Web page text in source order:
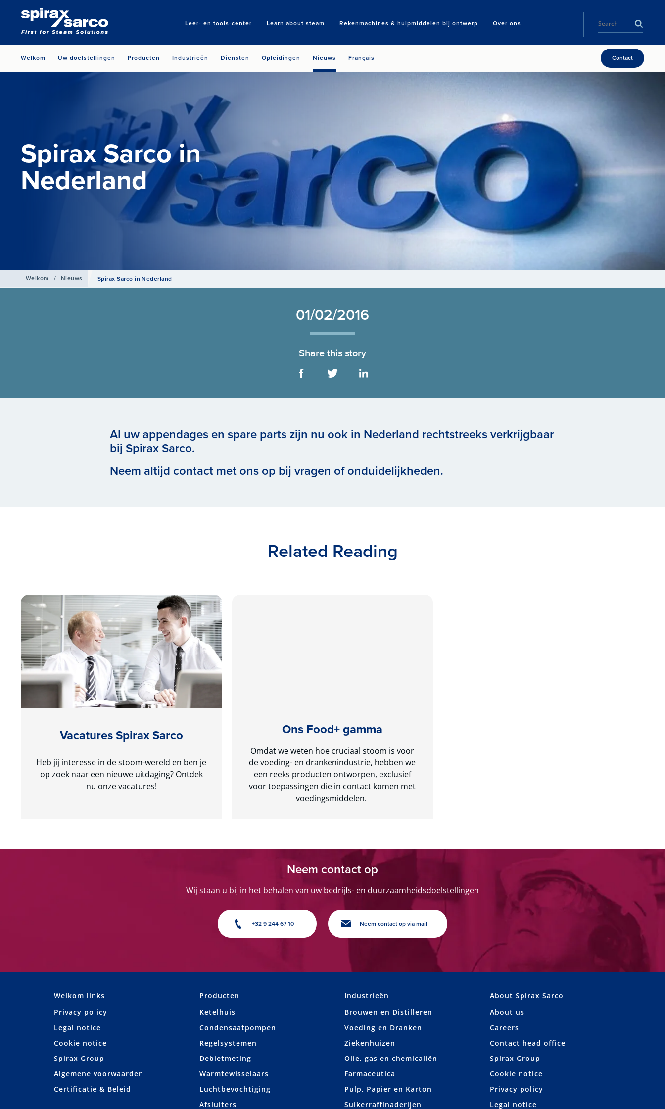
Leer- en tools-center Learn about steam Rekenmachines & hulpmiddelen bij ontwerp Over ons
Search
Welkom Uw doelstellingen Producten Industrieën Diensten Opleidingen Nieuws Français Contact
Spirax Sarco in
Nederland
Welkom / Nieuws Spirax Sarco in Nederland
01/02/2016
Share this story
Al uw appendages en spare parts zijn nu ook in Nederland rechtstreeks verkrijgbaar
bij Spirax Sarco.
Neem altijd contact met ons op bij vragen of onduidelijkheden.
Related Reading
Vacatures Spirax Sarco
Heb jij interesse in de stoom-wereld en ben je
op zoek naar een nieuwe uitdaging? Ontdek
nu onze vacatures!
Ons Food+ gamma
Omdat we weten hoe cruciaal stoom is voor
de voeding- en drankenindustrie, hebben we
een reeks producten ontworpen, exclusief
voor toepassingen die in contact komen met
voedingsmiddelen.
Neem contact op
Wij staan u bij in het behalen van uw bedrijfs- en duurzaamheidsdoelstellingen
+32 9 244 67 10 Neem contact op via mail
Welkom links
Privacy policy
Legal notice
Cookie notice
Spirax Group
Algemene voorwaarden
Certificatie & Beleid
Producten
Ketelhuis
Condensaatpompen
Regelsystemen
Debietmeting
Warmtewisselaars
Luchtbevochtiging
Afsluiters
Industrieën
Brouwen en Distilleren
Voeding en Dranken
Ziekenhuizen
Olie, gas en chemicaliën
Farmaceutica
Pulp, Papier en Karton
Suikerraffinaderijen
About Spirax Sarco
About us
Careers
Contact head office
Spirax Group
Cookie notice
Privacy policy
Legal notice